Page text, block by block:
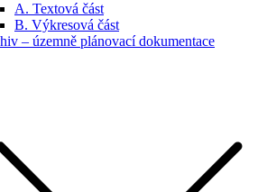
A. Textová část
B. Výkresová část
– územně plánovací dokumentace